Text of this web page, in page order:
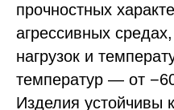
прочностных
агрессивных
нагрузок и
температур — от
Изделия устойчивы